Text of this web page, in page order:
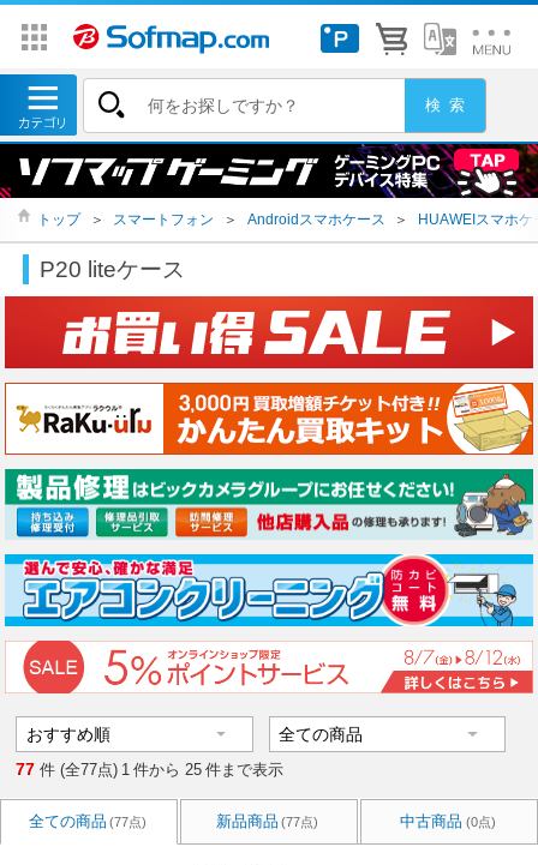
トップ ＞ スマートフォン ＞ Androidスマホケース ＞ HUAWEIスマホケ
P20 liteケース
77 件 (全77点) 1 件から 25 件まで表示
全ての商品 (77点) 新品商品 (77点) 中古商品 (0点)